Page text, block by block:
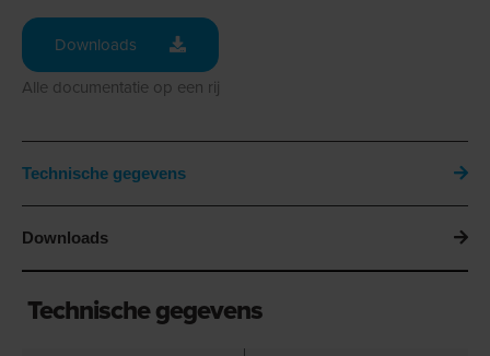
Downloads
Alle documentatie op een rij
Technische gegevens
Downloads
Technische gegevens